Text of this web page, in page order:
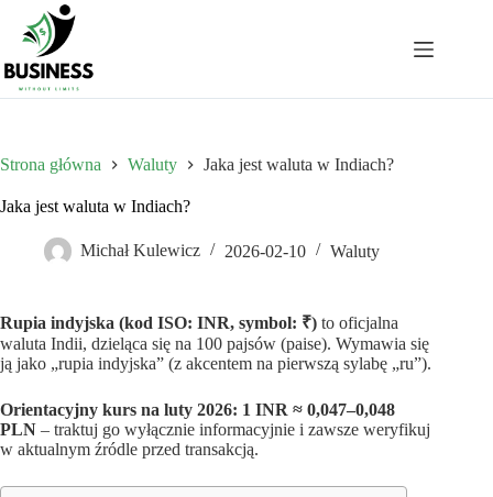
Przejdź
treści
Strona główna Waluty Jaka jest waluta w Indiach?
Jaka jest waluta w Indiach?
Michał Kulewicz 2026-02-10 Waluty
Rupia indyjska (kod ISO: INR, symbol: ₹) to oficjalna
waluta Indii, dzieląca się na 100 pajsów (paise). Wymawia się
ją jako „rupia indyjska” (z akcentem na pierwszą sylabę „ru”).
Orientacyjny kurs na luty 2026: 1 INR ≈ 0,047–0,048
PLN – traktuj go wyłącznie informacyjnie i zawsze weryfikuj
w aktualnym źródle przed transakcją.